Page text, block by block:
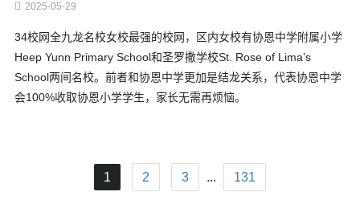
2025-05-29
34校网全九龙名校女校最强的校网，区内女校有协恩中学附属小学
Heep Yunn Primary School和圣罗撒学校St. Rose of Lima’s
School两间名校。前者和协恩中学更加是结龙关系，代表协恩中学
会100%收取协恩小学学生，家长无需再烦恼。
1 2 3 ... 131